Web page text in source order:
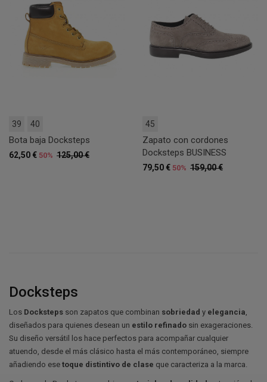
39 40
Bota baja Docksteps
125,00 €
62,50 € 50%
45
Zapato con cordones
Docksteps BUSINESS
159,00 €
79,50 € 50%
Docksteps
Los Docksteps son zapatos que combinan sobriedad y elegancia,
diseñados para quienes desean un estilo refinado sin exageraciones.
Su diseño versátil los hace perfectos para acompañar cualquier
atuendo, desde el más clásico hasta el más contemporáneo, siempre
añadiendo ese toque distintivo de clase que caracteriza a la marca.